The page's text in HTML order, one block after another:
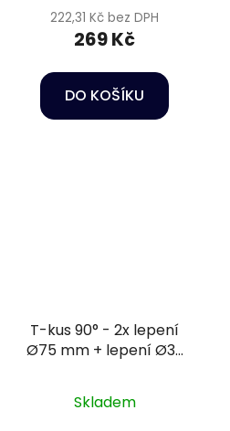
222,31 Kč bez DPH
269 Kč
DO KOŠÍKU
T-kus 90° - 2x lepení
Ø75 mm + lepení Ø32
Skladem